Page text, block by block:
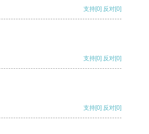
支持[0] 反对[0]
支持[0] 反对[0]
支持[0] 反对[0]